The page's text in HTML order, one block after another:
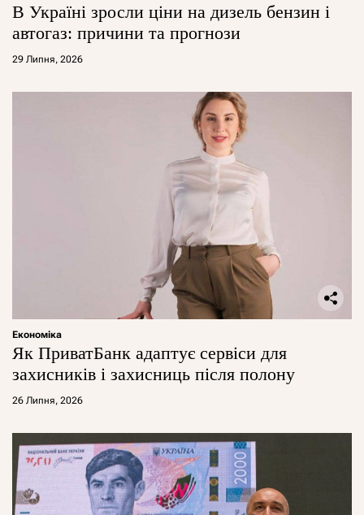
В Україні зросли ціни на дизель бензин і
автогаз: причини та прогнози
29 Липня, 2026
Економіка
Як ПриватБанк адаптує сервіси для
захисників і захисниць після полону
26 Липня, 2026